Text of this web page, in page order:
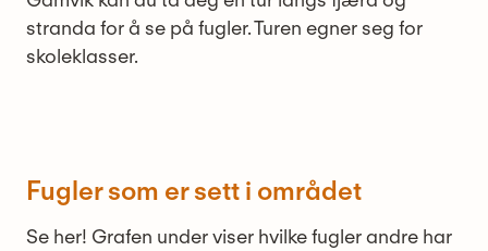
stranda for å se på fugler. Turen egner seg for
skoleklasser.
Fugler som er sett i området
Se her! Grafen under viser hvilke fugler andre har